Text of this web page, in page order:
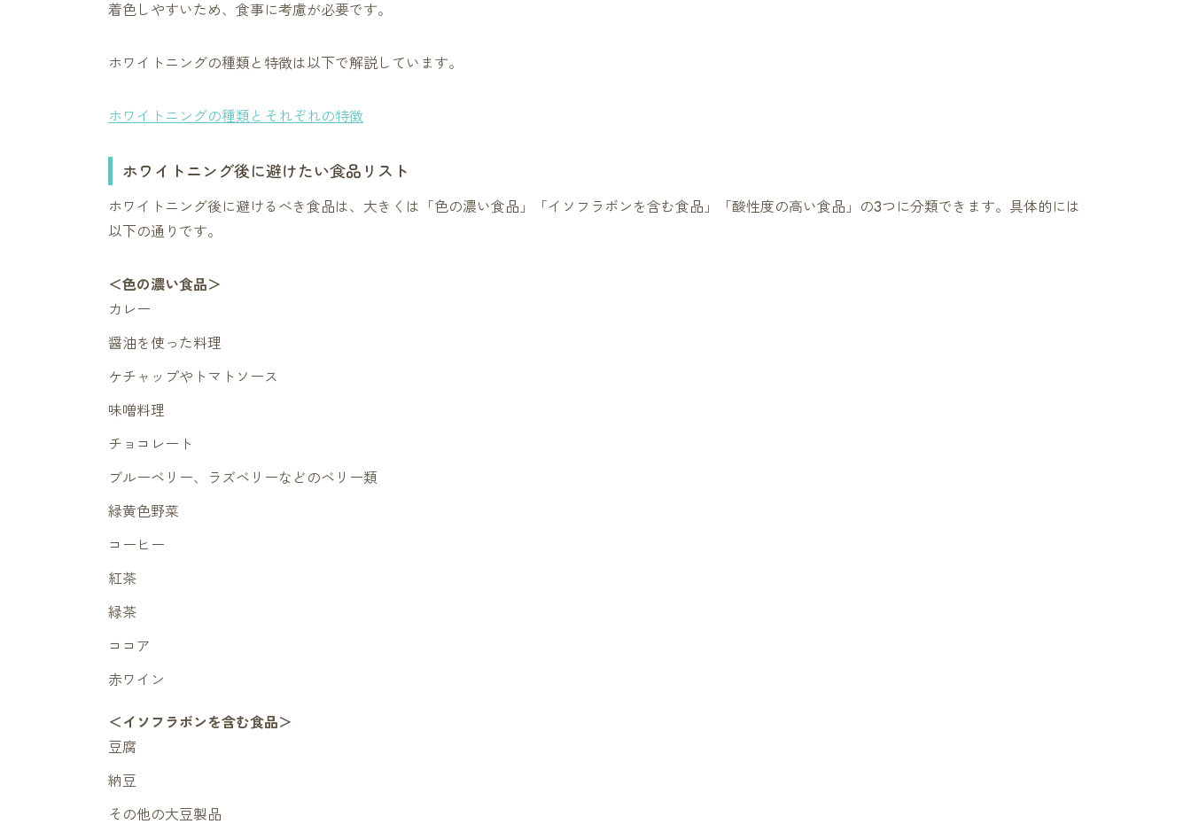
着色しやすいため、食事に考慮が必要です。
ホワイトニングの種類と特徴は以下で解説しています。
ホワイトニングの種類とそれぞれの特徴
ホワイトニング後に避けたい食品リスト
ホワイトニング後に避けるべき食品は、大きくは「色の濃い食品」「イソフラボンを含む食品」「酸性度の高い食品」の3つに分類できます。具体的には
以下の通りです。
＜色の濃い食品＞
カレー
醤油を使った料理
ケチャップやトマトソース
味噌料理
チョコレート
ブルーベリー、ラズベリーなどのベリー類
緑黄色野菜
コーヒー
紅茶
緑茶
ココア
赤ワイン
＜イソフラボンを含む食品＞
豆腐
納豆
その他の大豆製品